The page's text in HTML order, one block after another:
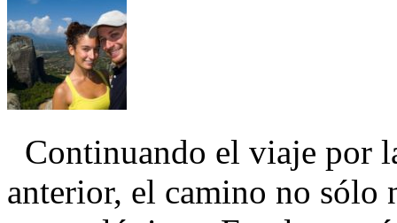
Continuando el viaje por
anterior, el camino no sólo